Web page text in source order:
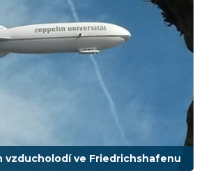
vzducholodí ve Friedrichshafenu